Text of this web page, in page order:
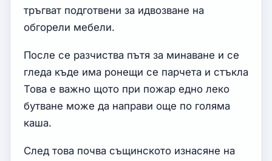
тръгват подготвени за идвозване на
обгорели мебели.
После се разчиства пътя за минаване и се
гледа къде има ронещи се парчета и стъкла
Това е важно щото при пожар едно леко
бутване може да направи още по голяма
каша.
След това почва същинското изнасяне на